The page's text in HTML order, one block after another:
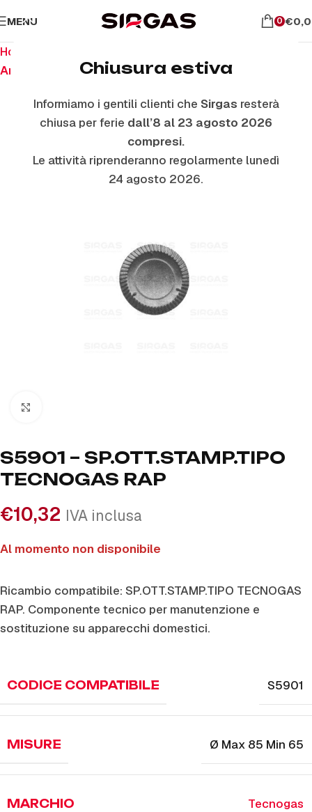
Chiusura estiva
Informiamo i gentili clienti che Sirgas resterà
chiusa per ferie dall’8 al 23 agosto 2026
compresi.
Le attività riprenderanno regolarmente lunedì
24 agosto 2026.
MENU 0 €
Home
Anelli E Piattelli Smaltati
ESAURITO
S5901 – SP.OTT.STAMP.TIPO
TECNOGAS RAP
€10,32 IVA inclusa
Al momento non disponibile
Ricambio compatibile: SP.OTT.STAMP.TIPO TECNOGAS
RAP. Componente tecnico per manutenzione e
sostituzione su apparecchi domestici.
CODICE COMPATIBILE S5901
MISURE Ø Max 85 Min 65
MARCHIO Tecnogas